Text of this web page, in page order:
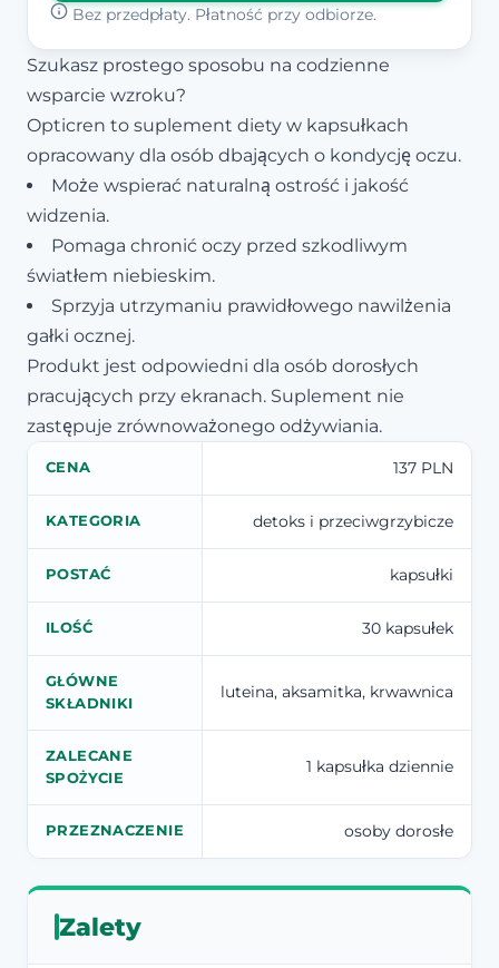
Bez przedpłaty. Płatność przy odbiorze.
Szukasz prostego sposobu na codzienne
wsparcie wzroku?
Opticren to suplement diety w kapsułkach
opracowany dla osób dbających o kondycję oczu.
Może wspierać naturalną ostrość i jakość
widzenia.
Pomaga chronić oczy przed szkodliwym
światłem niebieskim.
Sprzyja utrzymaniu prawidłowego nawilżenia
gałki ocznej.
Produkt jest odpowiedni dla osób dorosłych
pracujących przy ekranach. Suplement nie
zastępuje zrównoważonego odżywiania.
CENA 137 PLN
KATEGORIA detoks i przeciwgrzybicze
POSTAĆ kapsułki
ILOŚĆ 30 kapsułek
GŁÓWNE
SKŁADNIKI
luteina, aksamitka, krwawnica
ZALECANE
SPOŻYCIE
1 kapsułka dziennie
PRZEZNACZENIE osoby dorosłe
Zalety